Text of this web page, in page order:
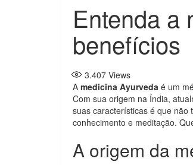
Entenda a
benefícios
3.407 Views
A medicina Ayurveda é um
Com sua origem na Índia,
suas características é que não
conhecimento e meditação.
A origem da